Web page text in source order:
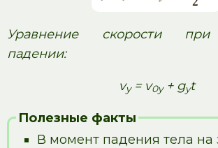
Уравнение скорости при
падении:
vy= v0y+ gyt
Полезные факты
В момент падения тела